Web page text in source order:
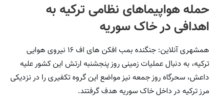
حمله هواپیماهای نظامی ترکیه به
اهدافی در خاک سوریه
همشهری آنلاین: جنگنده بمب افکن های اف ۱۶ نیروی هوایی
ترکیه، به دنبال عملیات زمینی روز پنجشنبه ارتش این کشور علیه
داعش، سحرگاه روز جمعه نیز مواضع این گروه تکفیری را در نزدیکی
مرز ترکیه در داخل خاک سوریه هدف گرفتند.